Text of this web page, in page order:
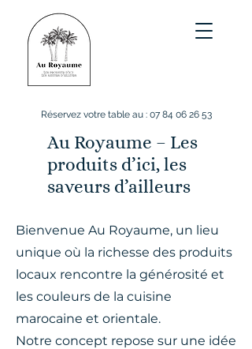
Réservez votre table au : 07 84 06 26 53
Au Royaume – Les
produits d’ici, les
saveurs d’ailleurs
Bienvenue Au Royaume, un lieu
unique où la richesse des produits
locaux rencontre la générosité et
les couleurs de la cuisine
marocaine et orientale.
Notre concept repose sur une idée